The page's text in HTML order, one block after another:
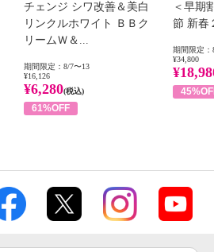
チェンジ シワ改善＆美白
リンクルホワイト ＢＢク
リームＷ＆...
期間限定：8/7〜13
¥16,126
¥6,280(税込)
61%OFF
＜早期
節 新春
期間限定：
¥34,800